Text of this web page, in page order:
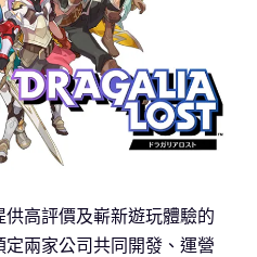
高評價及嶄新遊玩體驗的
兩家公司共同開發、運營